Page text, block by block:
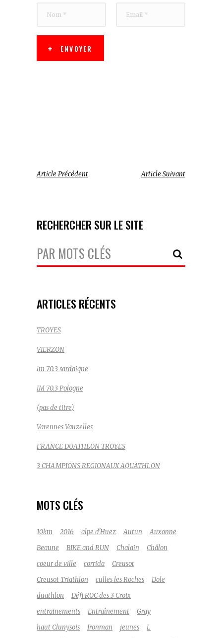
ENVOYER
Article Précédent Article Suivant
RECHERCHER SUR LE SITE
Votre
Recherche:
ARTICLES RÉCENTS
TROYES
VIERZON
im 70.3 sardaigne
IM 70.3 Pologne
(pas de titre)
Varennes Vauzelles
FRANCE DUATHLON TROYES
3 CHAMPIONS REGIONAUX AQUATHLON
MOTS CLÉS
10km 2016 alpe d'Huez Autun
Auxonne
Beaune
BIKE and RUN Chalain
Châlon
coeur de ville
corrida
Creusot
Creusot Triathlon
culles les Roches
Dole
duathlon
Défi ROC des 3 Croix
entrainements
Entraînement
Gray
haut Clunysois
Ironman jeunes
L